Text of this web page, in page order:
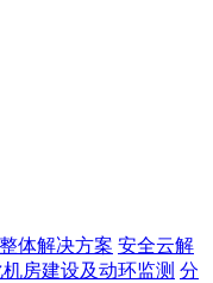
体解决方案 安全云解
房建设及动环监测 分